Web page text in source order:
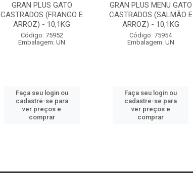
GRAN PLUS GATO
CASTRADOS (FRANGO E
ARROZ) - 10,1KG
Código: 75952
Embalagem: UN
Faça seu login ou
cadastre-se para
ver preços e
comprar
GRAN PLUS MENU GATO
CASTRADOS (SALMÃO E
ARROZ) - 10,1KG
Código: 75954
Embalagem: UN
Faça seu login ou
cadastre-se para
ver preços e
comprar